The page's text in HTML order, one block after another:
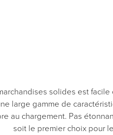
solides est
large gamme de
au chargement. Pas
soit le premier choix pour